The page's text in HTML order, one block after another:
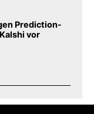
Prediction-
vor